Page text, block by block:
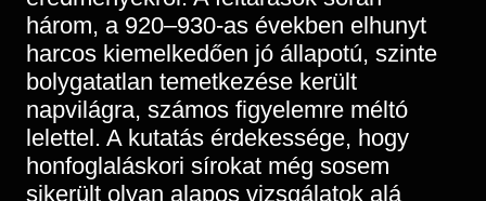
három, a 920–930-as években elhunyt
harcos kiemelkedően jó állapotú, szinte
bolygatatlan temetkezése került
napvilágra, számos figyelemre méltó
lelettel. A kutatás érdekessége, hogy
honfoglaláskori sírokat még sosem
sikerült olyan alapos vizsgálatok alá